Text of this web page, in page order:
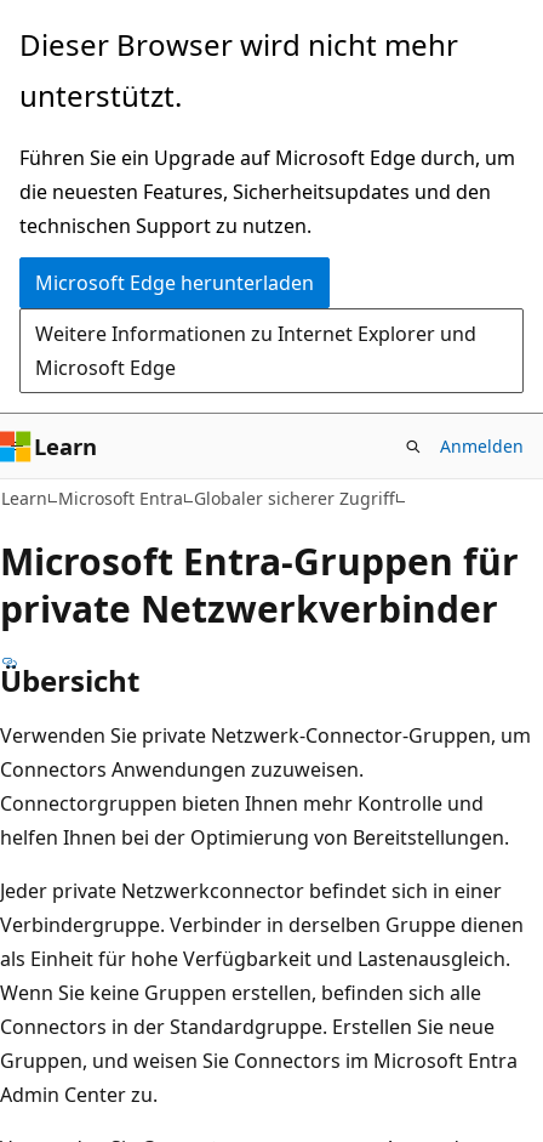
Zu
wechseln
Dieser Browser wird nicht mehr
unterstützt.
Führen Sie ein Upgrade auf Microsoft Edge durch, um
die neuesten Features, Sicherheitsupdates und den
technischen Support zu nutzen.
Microsoft Edge herunterladen
Weitere Informationen zu Internet Explorer und
Microsoft Edge
Learn Anmelden
Learn Microsoft Entra Globaler sicherer Zugriff
Microsoft Entra-Gruppen für
private Netzwerkverbinder
Übersicht
Verwenden Sie private Netzwerk-Connector-Gruppen, um
Connectors Anwendungen zuzuweisen.
Connectorgruppen bieten Ihnen mehr Kontrolle und
helfen Ihnen bei der Optimierung von Bereitstellungen.
Jeder private Netzwerkconnector befindet sich in einer
Verbindergruppe. Verbinder in derselben Gruppe dienen
als Einheit für hohe Verfügbarkeit und Lastenausgleich.
Wenn Sie keine Gruppen erstellen, befinden sich alle
Connectors in der Standardgruppe. Erstellen Sie neue
Gruppen, und weisen Sie Connectors im Microsoft Entra
Admin Center zu.